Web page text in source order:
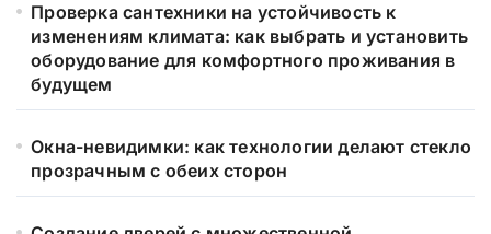
Проверка сантехники на устойчивость к
изменениям климата: как выбрать и установить
оборудование для комфортного проживания в
будущем
Окна-невидимки: как технологии делают стекло
прозрачным с обеих сторон